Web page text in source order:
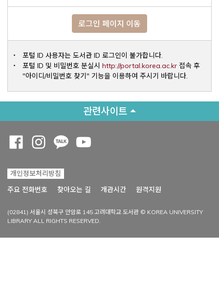
로그인 페이지 이동
포털 ID 사용자는 도서관 ID 로그인이 불가합니다.
포털 ID 및 비밀번호 분실시 http://portal.korea.ac.krOpens a
접속 후
"아이디/비밀번호 찾기" 기능을 이용하여 주시기 바랍니다.
관련사이트
개인정보처리방침
주요 전화번호
찾아오는 길 개관시간 원격지원
(02841) 서울시 성북구 안암로 145 고려대학교 도서관 © KOREA UNIVERSITY
LIBRARY ALL RIGHTS RESERVED.
Opens a new window
Opens a new window
Opens a new window